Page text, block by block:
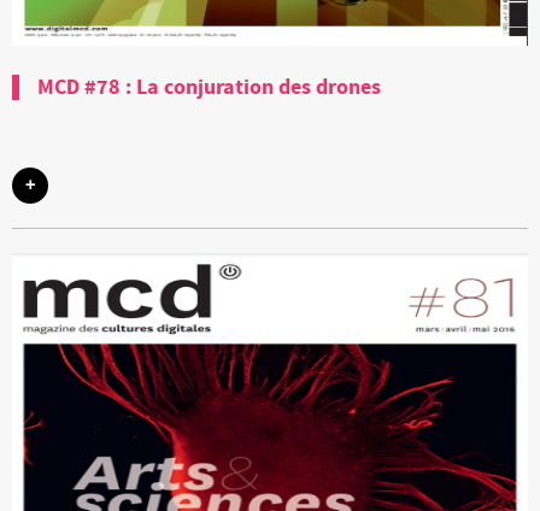
MCD #78 : La conjuration des drones
+